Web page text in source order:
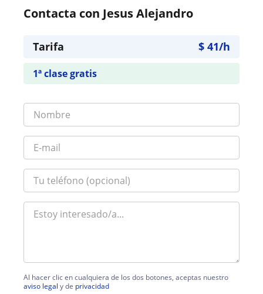
Contacta con Jesus Alejandro
Tarifa $ 41/h
1ª clase gratis
Al hacer clic en cualquiera de los dos botones, aceptas nuestro
aviso legal y de privacidad